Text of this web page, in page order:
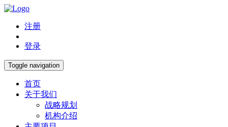
注册
登录
Toggle navigation
首页
关于我们
战略规划
机构介绍